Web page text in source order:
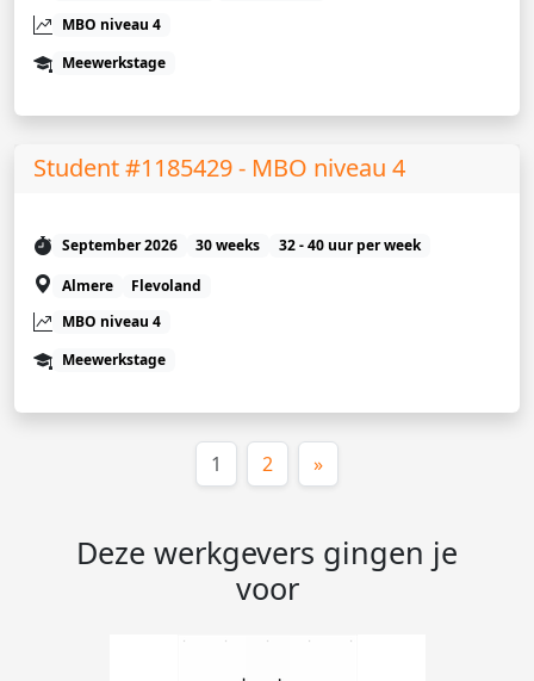
MBO niveau 4
Meewerkstage
Student #1185429 - MBO niveau 4
September 2026 30 weeks
32 - 40 uur per week
Almere
Flevoland
MBO niveau 4
Meewerkstage
1 (huidige)
2 »
Deze werkgevers gingen je
voor